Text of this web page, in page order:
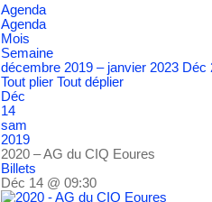
Agenda
Agenda
Mois
Semaine
décembre 2019 – janvier 2023 Déc
Tout plier Tout déplier
Déc
14
sam
2019
2020 – AG du CIQ Eoures
Billets
Déc 14 @ 09:30